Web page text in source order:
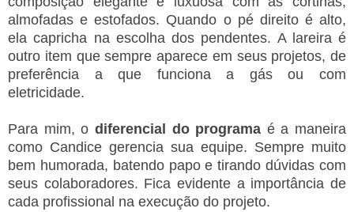
almofadas e estofados. Quando o pé direito é alto,
ela capricha na escolha dos pendentes. A lareira é
outro item que sempre aparece em seus projetos, de
preferência a que funciona a gás ou com
eletricidade.
Para mim, o diferencial do programa é a maneira
como Candice gerencia sua equipe. Sempre muito
bem humorada, batendo papo e tirando dúvidas com
seus colaboradores. Fica evidente a importância de
cada profissional na execução do projeto.